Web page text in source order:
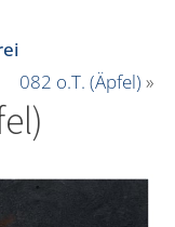
082 o.T. (Äpfel) »